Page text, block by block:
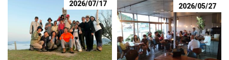
2026/07/17 2026/05/27